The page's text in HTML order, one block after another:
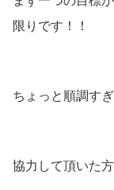
限りです！！
ちょっと順調す
協力して頂いた